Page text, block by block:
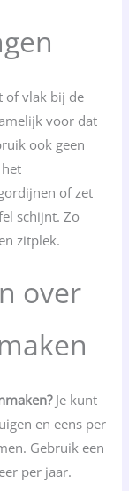
of vlak bij de
voor dat
ook geen
of zet
schijnt. Zo
zitplek.
over
Je kunt
en eens per
Gebruik een
per jaar.